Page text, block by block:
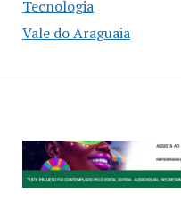
Tecnologia
Vale do Araguaia